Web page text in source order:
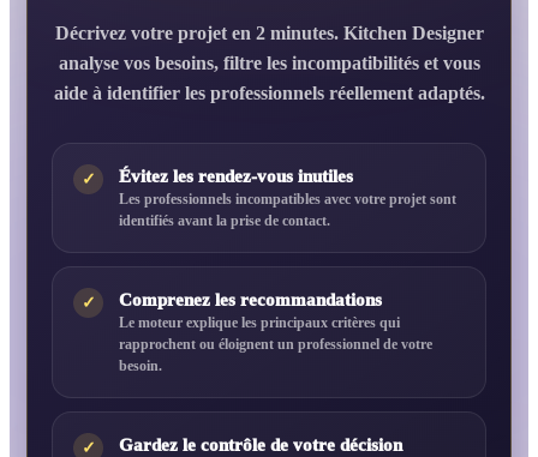
Décrivez votre projet en 2 minutes. Kitchen Designer
analyse vos besoins, filtre les incompatibilités et vous
aide à identifier les professionnels réellement adaptés.
✓ Évitez les rendez-vous inutiles
Les professionnels incompatibles avec votre projet sont
identifiés avant la prise de contact.
✓ Comprenez les recommandations
Le moteur explique les principaux critères qui
rapprochent ou éloignent un professionnel de votre
besoin.
✓ Gardez le contrôle de votre décision